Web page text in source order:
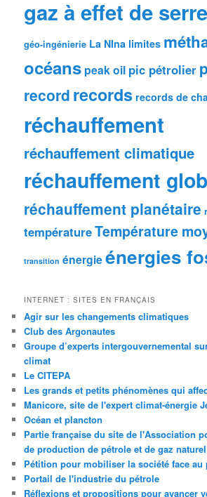
gaz à effet de serre
géo-ingénierie La NIna limites
océans peak oil pic pétrolier
record records records de
réchauffement
réchauffement climatique
réchauffement
réchauffement planétaire
températureTempérature
transition énergieénergies
INTERNET : SITES EN FRANÇAIS
Agir sur les changements climatiques
Club des Argonautes
Groupe d’experts intergouvernemental
climat
Le CITEPA
Les grands et petits phénomènes qui
Manicore, site de l'expert climat-énergie
Océan et plancton
Partie française du site de l'Association
de production de pétrole et de gaz
Pétition pour mobiliser la société face
Portail de l'industrie du pétrole
Réflexions et propositions pour avancer